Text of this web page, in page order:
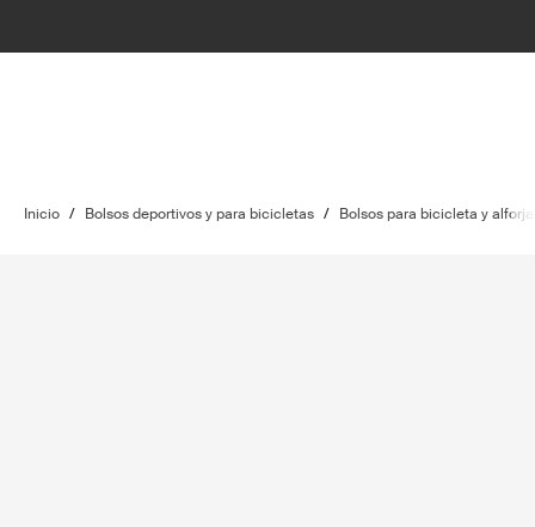
Inicio / Bolsos deportivos y para bicicletas / Bolsos para bicicleta y